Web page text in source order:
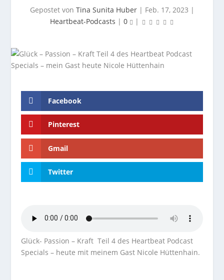
Gepostet von Tina Sunita Huber| Feb. 17, 2023 |
Heartbeat-Podcasts | 0 |
Facebook
Pinterest
Gmail
Twitter
Glück- Passion – Kraft Teil 4 des Heartbeat Podcast
Specials – heute mit meinem Gast Nicole Hüttenhain.